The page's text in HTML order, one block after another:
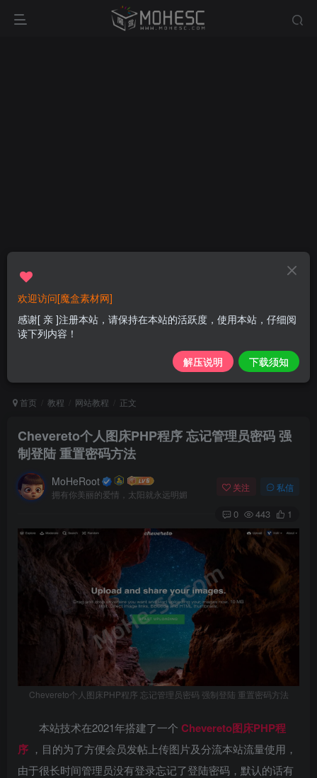
首页 教程 网站教程 正文
Chevereto个人图床PHP程序 忘记管理员密码 强
制登陆 重置密码方法
MoHeRoot
拥有你美丽的爱情，太阳就永远明媚
关注 私信
0 443 1
Chevereto个人图床PHP程序 忘记管理员密码 强制登陆 重置密码方法
本站技术在2021年搭建了一个 Chevereto图床PHP程
序 ，目的为了方便会员发帖上传图片及分流本站流量使用，
由于很长时间管理员没有登录忘记了登陆密码，默认的话有
欢迎访问[魔盒素材网]
感谢[ 亲 ]注册本站，请保持在本站的活跃度，使用本站，仔细阅
读下列内容！
解压说明 下载须知